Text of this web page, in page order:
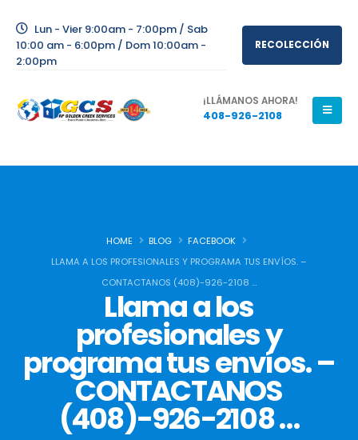
Lun - Vier 9:00am - 7:00pm / Sab
10:00 am - 6:00pm / Dom 10:00am -
2:00pm
RECOLECCIÓN
¡LLÁMANOS AHORA!
408-926-2108
HOME BLOG
FACEBOOK
LLAMA A LOS PROFESIONALES Y PROGRAMA TUS ENVÍOS. –
CONTACTANOS (408)-926-2108 …
Llama a los
profesionales y
programa tus envíos. –
CONTACTANOS
(408)-926-2108 …